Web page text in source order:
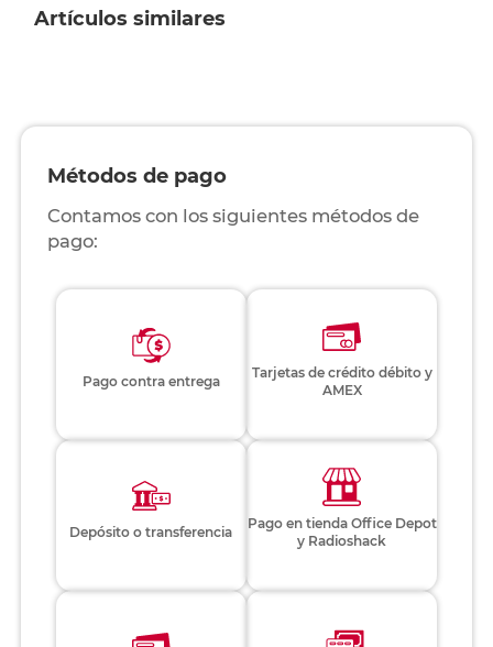
Artículos similares
Métodos de pago
Contamos con los siguientes métodos de
pago:
Pago contra entrega
Tarjetas de crédito débito y
AMEX
Depósito o transferencia
Pago en tienda Office Depot
y Radioshack